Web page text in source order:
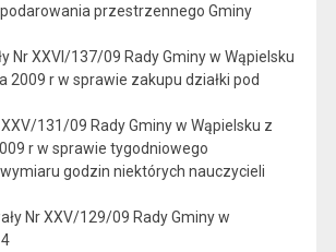
przestrzennego Gminy
Nr XXVI/137/09 Rady Gminy w Wąpielsku
2009 r w sprawie zakupu działki pod
131/09 Rady Gminy w Wąpielsku z
r w sprawie tygodniowego
godzin niektórych nauczycieli
Nr XXV/129/09 Rady Gminy w